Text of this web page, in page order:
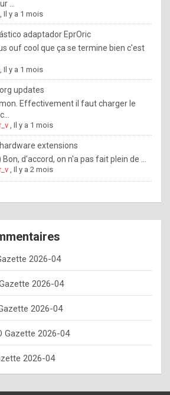
t
o
n
o
w
h
o
w
o
e
y
o
u
s
h
o
...
,Il y a 1 mois
adaptador EprOric
ouf cool que ça se termine bien c'est
,Il y a 1 mois
updates
Effectivement il faut charger le
,Il y a 1 mois
hardware extensions
Bon, d'accord, on n'a pas fait plein de ...
,Il y a 2 mois
2026-04
2026-04
2026-04
Gazette 2026-04
2026-04